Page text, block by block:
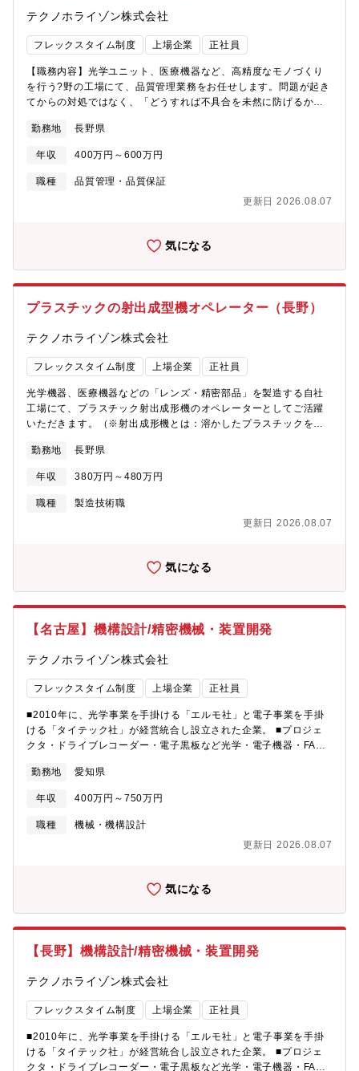
ージ】・自由に意見が言いやすく、主体性が発揮できる職場で
す。・何事にも責任感を持って前向きに取り組み、 新しいスキ
ル・知識を取り込みながら成長し続けたい方の応募をお待ちして
います。
テクノホライゾン株式会社
フレックスタイム制度 上場企業 正社員
【職務内容】光学ユニット、医療機器など、高精度なモノづくり
を行う?野の工場にて、品質管理業務をお任せします。問題が起き
てからの対処ではなく、「どうすれば不具合を未然に防げるか」
います。設計、製造、営業、そしてお客様やサプライヤー。あら
ゆる関係者とコミュニケーションを密に取りながら、製品の品質
をコントロールしていただきます。【具体的な業務内容】・不具
合の未然防止（品質管理業務）: 生産時における、工程上のリスク
する要望のヒアリング、および社内（設計・製造・営業）へのフ
から、不具合の予兆がないかの確認・外部視察・品質指導: 部品を
製造いただく協力会社様へ足を運び、工場監査の実施、製造工程
のチェックや「もっと不良を減らすための」改善提案・意見交換
を実施・ISO監査に向けた社内サポート:社内の各部署（設計や製
造など）がルール通りに仕事を進められているか、定期的にヒア
リングや事前確認を実施・不具合発生時の進行管理: 万が一、製品
に不具合が発生した際は、お客様、営業、開発、製造といった関
係各所をつなぐ「司令塔」として動いていただきます
勤務地 長野県
年収 400万円～600万円
職種
品質管理・品質保証
更新日 2026.08.07
気になる
プラスチックの射出成型機オペレーター（長野）
テクノホライゾン株式会社
フレックスタイム制度 上場企業 正社員
光学機器、医療機器などの「レンズ・精密部品」を製造する自社
工場にて、プラスチック射出成形機のオペレーターとしてご活躍
いただきます。（※射出成形機とは：溶かしたプラスチックを金
ージ＞①準備： 原材料（約20～25kgのプラスチックの袋）の運
搬・機械への投入作業、および製品に合わせた金型の設置。※1日
に数回、部材を持ち運ぶ作業が発生するため、適度に体を動かし
ながら働きたい方にぴったりの環境です。②成型機の条件設定・
械に入力し、成形スタート。③検査・出荷： 成形された製品の取
トラブル対応・メンテナンス： 成形品を見て、数値の微調整を行
ったり、機械の定期的なメンテナンスを実施したりします。★ 未
経験から一生モノの「国家資格」を！当社ではゼロから経験を積
みながら、「プラスチック成形技能士2級」などの国家資格の取得
を専門的に目指せます。【勤務スタイルについて】生産状況や個
人のスキル習得度合いにより、夜勤勤務（交代制）が発生しま
す。生活リズムを崩しにくいよう、シフトは【2週間ごと】の交代
を想定しています。シフト例： 1日～14日は「昼勤」、15日～28
日は「夜勤」など。募集部署：光学製造部
勤務地 長野県
年収 380万円～480万円
職種
製造技術職
更新日 2026.08.07
気になる
【名古屋】機構設計/精密機械・装置開発
テクノホライゾン株式会社
フレックスタイム制度 上場企業 正社員
■2010年に、光学事業を手掛ける「エルモ社」と電子事業を手掛
ける「タイテック社」が経営統合し設立された企業。 ■プロジェ
クタ・ドライブレコーダー・電子黒板など光学・電子機器・FA機
機械・装置の機構部分設計を担当いただきます。駆動部を伴うメ
カ設計から装置全体の設計まで幅広く対応。電子設計やソフトウ
ェア開発者と連携しながらプロジェクトを推進していきます。
【具体的には】3DCADを使用した精密機械・装置の機構設計業務
ただきます。電子設計やソフトウェア開発者と連携しながらプロ
ていただきます。【魅力】 ■自分が設計した装置がお客様の製造
現場で実際に稼働するところまで見届けることができ、目に見え
る形でお客様の事業に貢献できる実感を持てます ■未経験からで
も入社後の育成制度により成長できる環境が整っています ■電子
設計やソフトウェア開発者との連携により幅広い技術に触れるこ
とができます
勤務地 愛知県
年収 400万円～750万円
職種
機械・機構設計
更新日 2026.08.07
気になる
【長野】機構設計/精密機械・装置開発
テクノホライゾン株式会社
フレックスタイム制度 上場企業 正社員
■2010年に、光学事業を手掛ける「エルモ社」と電子事業を手掛
ける「タイテック社」が経営統合し設立された企業。 ■プロジェ
クタ・ドライブレコーダー・電子黒板など光学・電子機器・FA機